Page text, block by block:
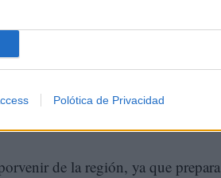
Polótica de Privacidad
de la región, ya que prepara